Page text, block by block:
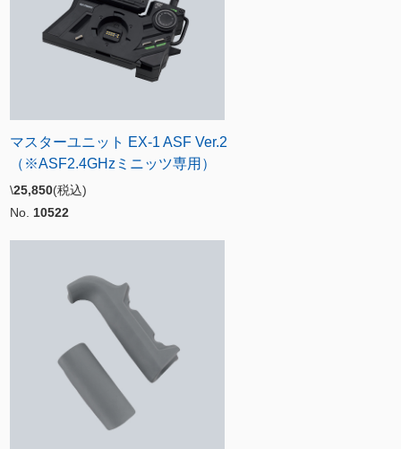
マスターユニット EX-1 ASF Ver.2
（※ASF2.4GHzミニッツ専用）
\25,850(税込)
No. 10522